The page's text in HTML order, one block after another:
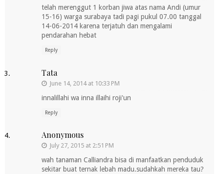
telah merenggut 1 korban jiwa atas nama Andi (umur
15-16) warga surabaya tadi pagi pukul 07.00 tanggal
14-06-2014 karena terjatuh dan mengalami
pendarahan hebat
Reply
Tata
June 14, 2014 at 10:33 PM
innalillahi wa inna illaihi roji'un
Reply
Anonymous
July 27, 2015 at 2:51 PM
wah tanaman Calliandra bisa di manfaatkan penduduk
sekitar buat ternak lebah madu.sudahkah mereka tau?